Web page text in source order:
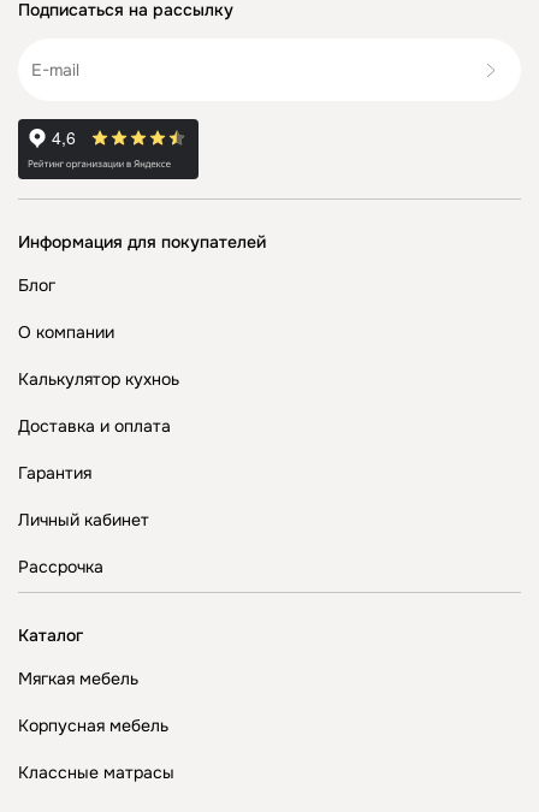
Подписаться на рассылку
Информация для покупателей
Блог
О компании
Калькулятор кухноь
Доставка и оплата
Гарантия
Личный кабинет
Рассрочка
Каталог
Мягкая мебель
Корпусная мебель
Классные матрасы